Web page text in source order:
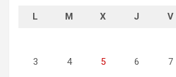
L M X J V
3 4 5 6 7